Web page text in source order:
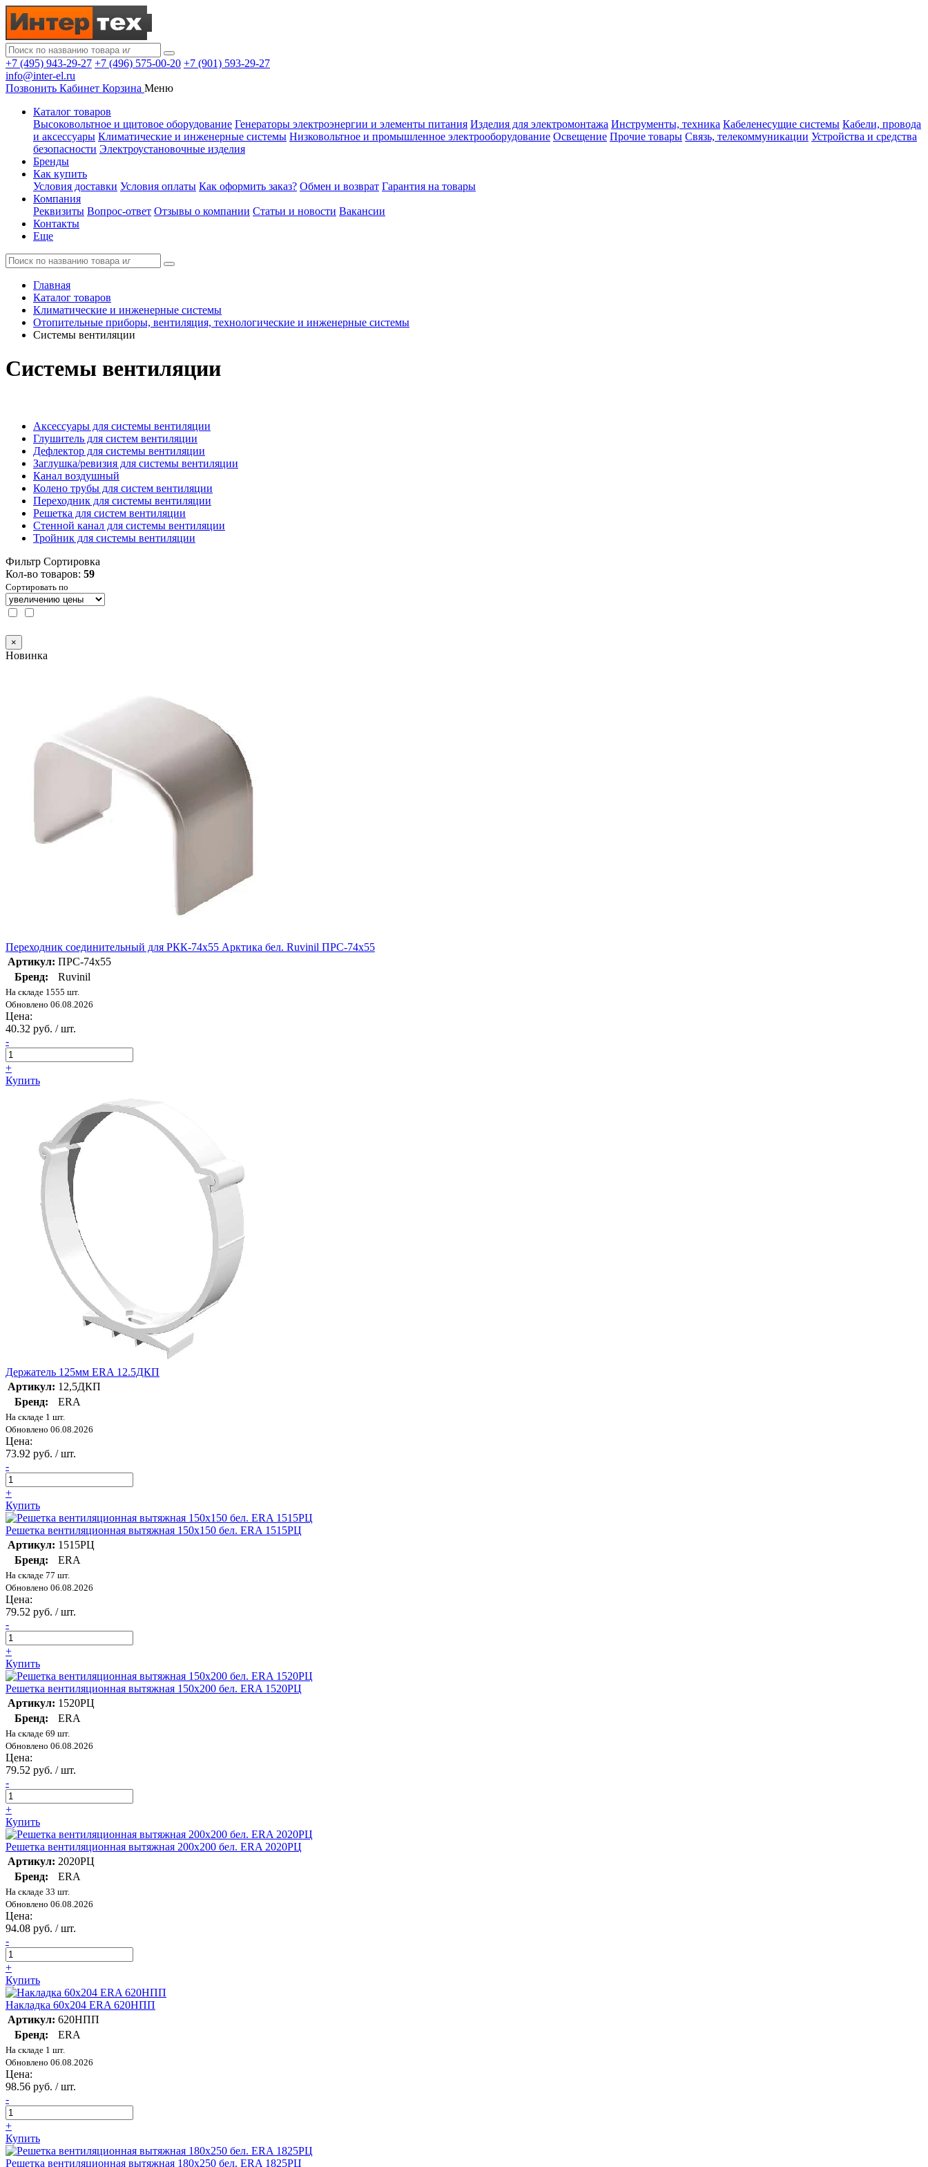
+7 (495) 943-29-27 +7 (496) 575-00-20 +7 (901) 593-29-27
info@inter-el.ru
Позвонить Кабинет Корзина Меню
Каталог товаров
Высоковольтное и щитовое оборудование Генераторы электроэнергии и элементы питания Изделия для электромонтажа Инструменты, техника Кабеленесущие системы Кабели, провода
и аксессуары Климатические и инженерные системы Низковольтное и промышленное электрооборудование Освещение Прочие товары Связь, телекоммуникации Устройства и средства
безопасности Электроустановочные изделия
Бренды
Как купить
Условия доставки Условия оплаты Как оформить заказ? Обмен и возврат Гарантия на товары
Компания
Реквизиты Вопрос-ответ Отзывы о компании Статьи и новости Вакансии
Контакты
Еще
Главная
Каталог товаров
Климатические и инженерные системы
Отопительные приборы, вентиляция, технологические и инженерные системы
Системы вентиляции
Системы вентиляции
Аксессуары для системы вентиляции
Глушитель для систем вентиляции
Дефлектор для системы вентиляции
Заглушка/ревизия для системы вентиляции
Канал воздушный
Колено трубы для систем вентиляции
Переходник для системы вентиляции
Решетка для систем вентиляции
Стенной канал для системы вентиляции
Тройник для системы вентиляции
Фильтр Сортировка
Кол-во товаров: 59
Сортировать по
×
Новинка
Переходник соединительный для РКК-74х55 Арктика бел. Ruvinil ПРС-74х55
Артикул: ПРС-74х55
Бренд:
Ruvinil
На складе 1555 шт.
Обновлено 06.08.2026
Цена:
40.32 руб. / шт.
-
+
Купить
Держатель 125мм ERA 12.5ДКП
Артикул: 12,5ДКП
Бренд:
ERA
На складе 1 шт.
Обновлено 06.08.2026
Цена:
73.92 руб. / шт.
-
+
Купить
Решетка вентиляционная вытяжная 150х150 бел. ERA 1515РЦ
Артикул: 1515РЦ
Бренд:
ERA
На складе 77 шт.
Обновлено 06.08.2026
Цена:
79.52 руб. / шт.
-
+
Купить
Решетка вентиляционная вытяжная 150х200 бел. ERA 1520РЦ
Артикул: 1520РЦ
Бренд:
ERA
На складе 69 шт.
Обновлено 06.08.2026
Цена:
79.52 руб. / шт.
-
+
Купить
Решетка вентиляционная вытяжная 200х200 бел. ERA 2020РЦ
Артикул: 2020РЦ
Бренд:
ERA
На складе 33 шт.
Обновлено 06.08.2026
Цена:
94.08 руб. / шт.
-
+
Купить
Накладка 60х204 ERA 620НПП
Артикул: 620НПП
Бренд:
ERA
На складе 1 шт.
Обновлено 06.08.2026
Цена:
98.56 руб. / шт.
-
+
Купить
Решетка вентиляционная вытяжная 180х250 бел. ERA 1825РЦ